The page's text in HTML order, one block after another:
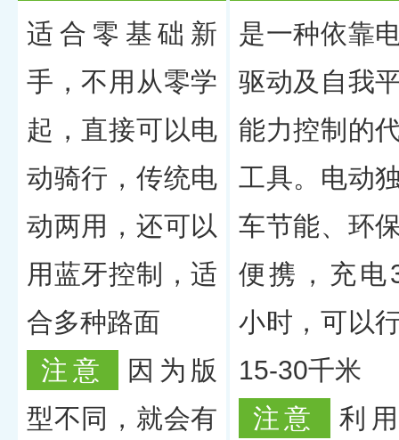
适合零基础新
手，不用从零学
起，直接可以电
动骑行，传统电
动两用，还可以
用蓝牙控制，适
合多种路面
注意
因为版
型不同，就会有
是一种依靠
驱动及自我
能力控制的
工具。电动
车节能、环
便携，充电
小时，可以
15-30千米
注意
利